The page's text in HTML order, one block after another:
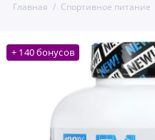
Главная Спортивное питание
+ 140 бонусов